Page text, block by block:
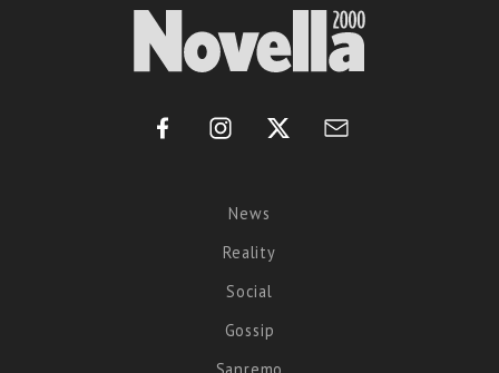
News
Reality
Social
Gossip